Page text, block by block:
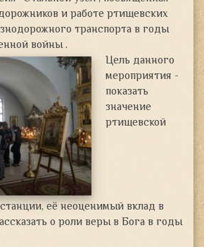
и работе ртищевских
транспорта в годы
войны .
Цель данного
мероприятия -
показать
значение
ртищевской
её неоценимый вклад в
о роли веры в Бога в годы